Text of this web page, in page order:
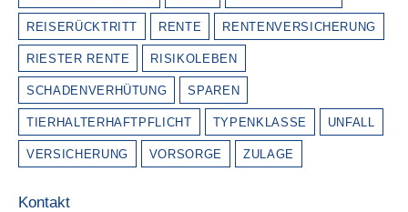
REISERÜCKTRITT RENTE RENTENVERSICHERUNG
RIESTER RENTE RISIKOLEBEN
SCHADENVERHÜTUNG SPAREN
TIERHALTERHAFTPFLICHT TYPENKLASSE UNFALL
VERSICHERUNG VORSORGE ZULAGE
Kontakt